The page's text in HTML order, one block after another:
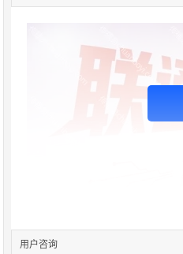
用户咨询